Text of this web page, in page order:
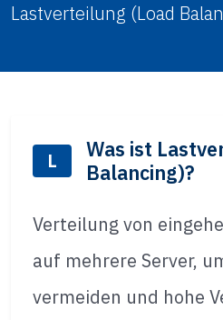
Lastverteilung (Load
L
Was ist
Balancing)?
Verteilung von
auf mehrere Server,
vermeiden und hohe